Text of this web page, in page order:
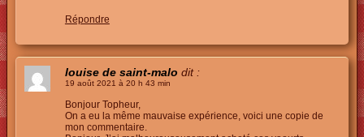
Répondre
louise de saint-malo dit :
19 août 2021 à 20 h 43 min
Bonjour Topheur,
On a eu la même mauvaise expérience, voici une copie de
mon commentaire.